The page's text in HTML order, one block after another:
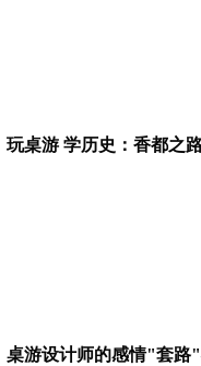
玩桌游 学历史：香都之
桌游设计师的感情"套